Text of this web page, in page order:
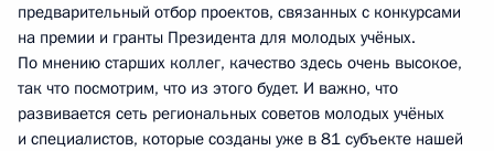
предварительный отбор проектов, связанных с конкурсами
на премии и гранты Президента для молодых учёных.
По мнению старших коллег, качество здесь очень высокое,
так что посмотрим, что из этого будет. И важно, что
развивается сеть региональных советов молодых учёных
и специалистов, которые созданы уже в 81 субъекте нашей